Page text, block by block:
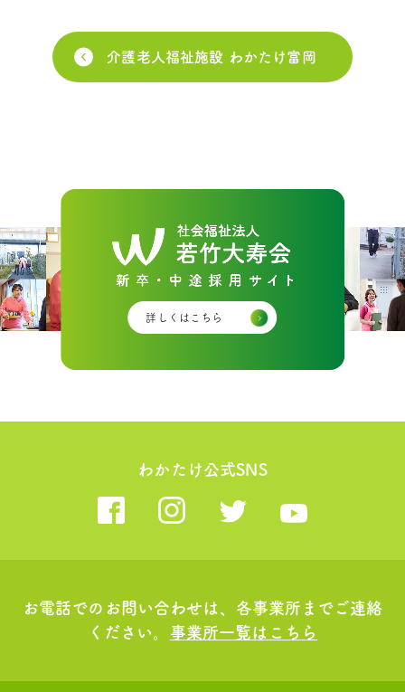
介護老人福祉施設 わかたけ富岡
詳しくはこちら
わかたけ公式SNS
お電話でのお問い合わせは、各事業所までご連絡
ください。 事業所一覧はこちら